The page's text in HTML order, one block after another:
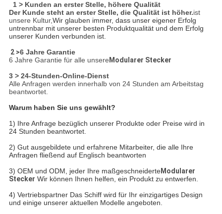
1 > Kunden an erster Stelle, höhere Qualität
Der Kunde steht an erster Stelle, die Qualität ist höher.ist
unsere Kultur,Wir glauben immer, dass unser eigener Erfolg
untrennbar mit unserer besten Produktqualität und dem Erfolg
unserer Kunden verbunden ist.
2 >6 Jahre Garantie
6 Jahre Garantie für alle unsere Modularer Stecker
3 > 24-Stunden-Online-Dienst
Alle Anfragen werden innerhalb von 24 Stunden am Arbeitstag
beantwortet.
Warum haben Sie uns gewählt?
1) Ihre Anfrage bezüglich unserer Produkte oder Preise wird in
24 Stunden beantwortet.
2) Gut ausgebildete und erfahrene Mitarbeiter, die alle Ihre
Anfragen fließend auf Englisch beantworten
3) OEM und ODM, jeder Ihre maßgeschneiderteModularer
Stecker Wir können Ihnen helfen, ein Produkt zu entwerfen.
4) Vertriebspartner Das Schiff wird für Ihr einzigartiges Design
und einige unserer aktuellen Modelle angeboten.